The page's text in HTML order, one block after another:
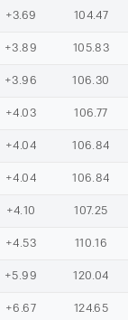
+3.69 104.47
+3.89 105.83
+3.96 106.30
+4.03 106.77
+4.04 106.84
+4.04 106.84
+4.10 107.25
+4.53 110.16
+5.99 120.04
+6.67 124.65